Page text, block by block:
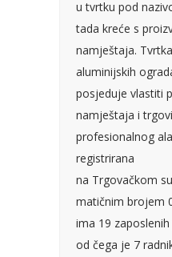
u tvrtku pod
tada kreće s
namještaja.
aluminijskih
posjeduje vlastiti
namještaja i
profesionalnog
registrirana
na Trgovačkom
matičnim brojem
ima 19
od čega je 7